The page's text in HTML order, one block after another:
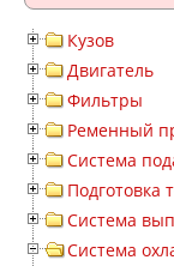
Кузов
Двигатель
Фильтры
Ременный
Система
Подготовка
Система
Система